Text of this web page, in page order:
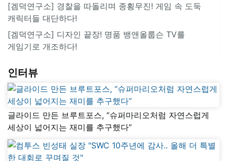
[겜덕연구소] 경찰을 따돌리며 종횡무진! 게임 속 도둑
캐릭터들 대단하다!
[겜덕연구소] 디자인 끝장! 명품 뱅앤올룹슨 TV를
게임기로 개조하다!
인터뷰
글라이드 만든 브루트포스, “슈퍼마리오처럼 자연스럽게
세상이 넓어지는 재미를 추구했다”